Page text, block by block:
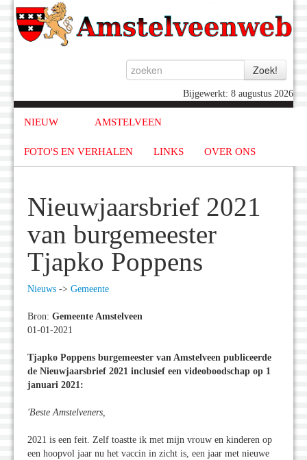
Bijgewerkt: 8 augustus 2026
NIEUW AMSTELVEEN
FOTO'S EN VERHALEN LINKS OVER ONS
Nieuwjaarsbrief 2021
van burgemeester
Tjapko Poppens
Nieuws -> Gemeente
Bron: Gemeente Amstelveen
01-01-2021
Tjapko Poppens burgemeester van Amstelveen publiceerde
de Nieuwjaarsbrief 2021 inclusief een videoboodschap op 1
januari 2021:
'Beste Amstelveners,
2021 is een feit. Zelf toastte ik met mijn vrouw en kinderen op
een hoopvol jaar nu het vaccin in zicht is, een jaar met nieuwe